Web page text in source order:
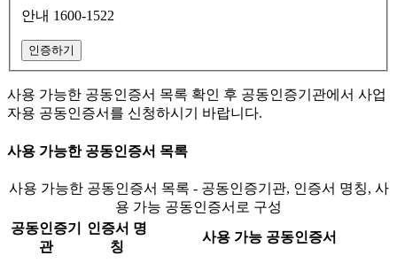
안내 1600-1522
인증하기
사용 가능한 공동인증서 목록 확인 후 공동인증기관에서 사업
자용 공동인증서를 신청하시기 바랍니다.
사용 가능한 공동인증서 목록
사용 가능한 공동인증서 목록 - 공동인증기관, 인증서 명칭, 사
용 가능 공동인증서로 구성
공동인증기
관
인증서 명
칭
사용 가능 공동인증서